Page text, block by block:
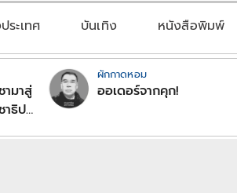
ระเทศ บันเทิง หนังสือพิมพ์
ามาสู่
าธิป
ผักกาดหอม
ออเดอร์จากคุก!